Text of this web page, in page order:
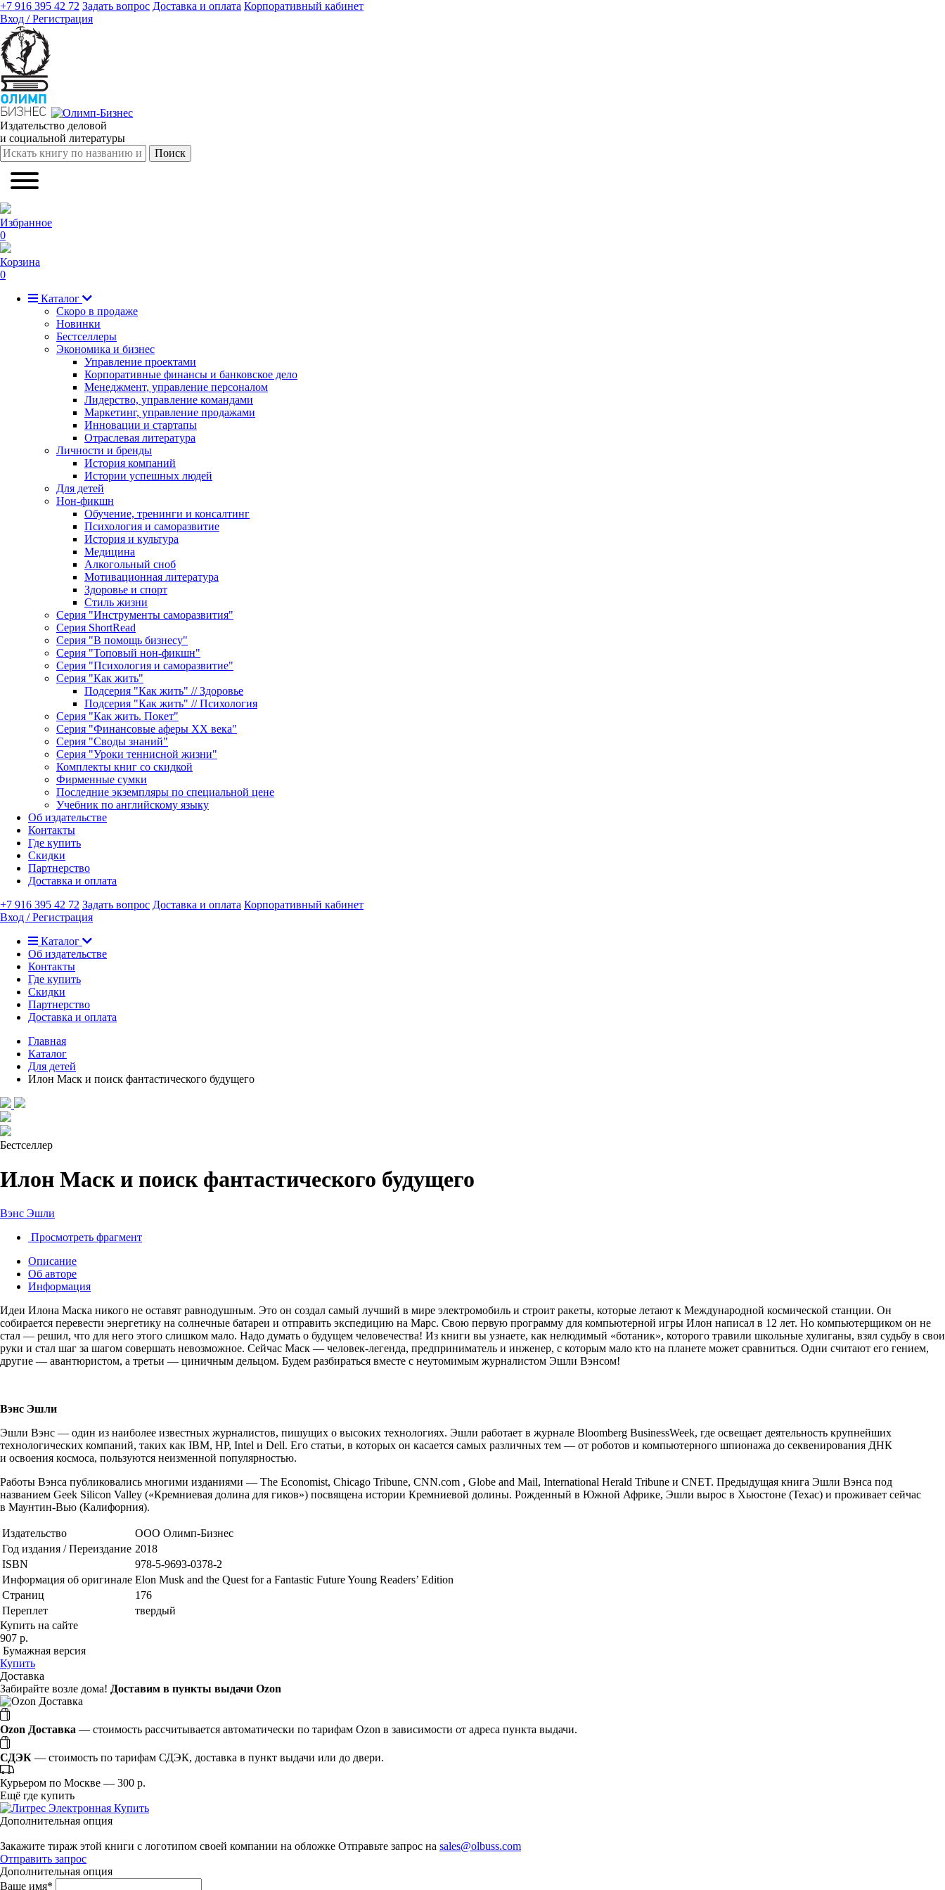
+7 916 395 42 72 Задать вопрос Доставка и оплата Корпоративный кабинет
Вход / Регистрация
Издательство деловой
и социальной литературы
Поиск
Избранное
0
Корзина
0
Каталог
Скоро в продаже
Новинки
Бестселлеры
Экономика и бизнес
Управление проектами
Корпоративные финансы и банковское дело
Менеджмент, управление персоналом
Лидерство, управление командами
Маркетинг, управление продажами
Инновации и стартапы
Отраслевая литература
Личности и бренды
История компаний
Истории успешных людей
Для детей
Нон-фикшн
Обучение, тренинги и консалтинг
Психология и саморазвитие
История и культура
Медицина
Алкогольный сноб
Мотивационная литература
Здоровье и спорт
Стиль жизни
Серия "Инструменты саморазвития"
Серия ShortRead
Серия "В помощь бизнесу"
Серия "Топовый нон-фикшн"
Серия "Психология и саморазвитие"
Серия "Как жить"
Подсерия "Как жить" // Здоровье
Подсерия "Как жить" // Психология
Серия "Как жить. Покет"
Серия "Финансовые аферы XX века"
Серия "Своды знаний"
Серия "Уроки теннисной жизни"
Комплекты книг со скидкой
Фирменные сумки
Последние экземпляры по специальной цене
Учебник по английскому языку
Об издательстве
Контакты
Где купить
Скидки
Партнерство
Доставка и оплата
+7 916 395 42 72 Задать вопрос Доставка и оплата Корпоративный кабинет
Вход / Регистрация
Каталог
Об издательстве
Контакты
Где купить
Скидки
Партнерство
Доставка и оплата
Главная
Каталог
Для детей
Илон Маск и поиск фантастического будущего
Бестселлер
Илон Маск и поиск фантастического будущего
Вэнс Эшли
Просмотреть фрагмент
Описание
Об авторе
Информация
Идеи Илона Маска никого не оставят равнодушным. Это он создал самый лучший в мире электромобиль и строит ракеты, которые летают к Международной космической станции. Он
собирается перевести энергетику на солнечные батареи и отправить экспедицию на Марс. Свою первую программу для компьютерной игры Илон написал в 12 лет. Но компьютерщиком он не
стал — решил, что для него этого слишком мало. Надо думать о будущем человечества! Из книги вы узнаете, как нелюдимый «ботаник», которого травили школьные хулиганы, взял судьбу в свои
руки и стал шаг за шагом совершать невозможное. Сейчас Маск — человек-легенда, предприниматель и инженер, с которым мало кто на планете может сравниться. Одни считают его гением,
другие — авантюристом, а третьи — циничным дельцом. Будем разбираться вместе с неутомимым журналистом Эшли Вэнсом!
Вэнс Эшли
Эшли Вэнс — один из наиболее известных журналистов, пишущих о высоких технологиях. Эшли работает в журнале Bloomberg BusinessWeek, где освещает деятельность крупнейших
технологических компаний, таких как IBM, HP, Intel и Dell. Его статьи, в которых он касается самых различных тем — от роботов и компьютерного шпионажа до секвенирования ДНК
и освоения космоса, пользуются неизменной популярностью.
Работы Вэнса публиковались многими изданиями — The Economist, Chicago Tribune, CNN.com , Globe and Mail, International Herald Tribune и CNET. Предыдущая книга Эшли Вэнса под
названием Geek Silicon Valley («Кремниевая долина для гиков») посвящена истории Кремниевой долины. Рожденный в Южной Африке, Эшли вырос в Хьюстоне (Техас) и проживает сейчас
в Маунтин-Вью (Калифорния).
Издательство
ООО Олимп-Бизнес
Год издания / Переиздание 2018
ISBN
978-5-9693-0378-2
Информация об оригинале Elon Musk and the Quest for a Fantastic Future Young Readers’ Edition
Страниц
176
Переплет
твердый
Купить на сайте
907 р.
Бумажная версия
Купить
Доставка
Забирайте возле дома! Доставим в пункты выдачи Ozon
Ozon Доставка — стоимость рассчитывается автоматически по тарифам Ozon в зависимости от адреса пункта выдачи.
СДЭК — стоимость по тарифам СДЭК, доставка в пункт выдачи или до двери.
Курьером по Москве — 300 р.
Ещё где купить
Электронная Купить
Дополнительная опция
Закажите тираж этой книги с логотипом своей компании на обложке Отправьте запрос на sales@olbuss.com
Отправить запрос
Дополнительная опция
Ваше имя*